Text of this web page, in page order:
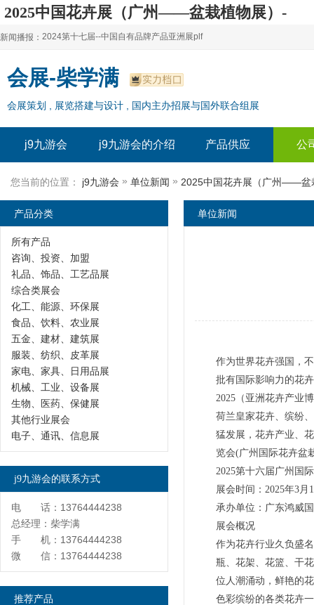
2025中国花卉展（广州——盆栽植物展）-
j9九游会
新闻播报：
2024上海自有品牌展--百货展|食品展 零售展|oem展
2024全球自有--品牌产品亚洲展（plf）
2024上海自有品牌展--2024上海oem 贴牌代加工展
2024第十七届--中国自有品牌产品亚洲展plf
2024全球自有--品牌产品亚洲展（plf）
2024年上海--第17届自有品牌展
会展-柴学满
会展策划 , 展览搭建与设计 , 国内主办招展与国外联合组展
j9九游会 j9九游会的介绍 产品供应 公
您当前的位置： j9九游会 » 单位新闻 » 2025中国花卉展（广州——盆
单位新闻
作为世界花卉强国，
批有国际影响力的花
2025（亚洲花卉产业
荷兰皇家花卉、缤纷
猛发展，花卉产业、
览会(广州国际花卉盆
2025第十六届广州国
展会时间：2025年3
承办单位：广东鸿威
展会概况
作为花卉行业久负盛
瓶、花架、花篮、干
位人潮涌动，鲜艳的
色彩缤纷的各类花卉
产品分类
所有产品
咨询、投资、加盟
礼品、饰品、工艺品展
综合类展会
化工、能源、环保展
食品、饮料、农业展
五金、建材、建筑展
服装、纺织、皮革展
家电、家具、日用品展
机械、工业、设备展
生物、医药、保健展
其他行业展会
电子、通讯、信息展
j9九游会的联系方式
电 话：13764444238
总经理：柴学满
手 机：13764444238
微 信：13764444238
推荐产品